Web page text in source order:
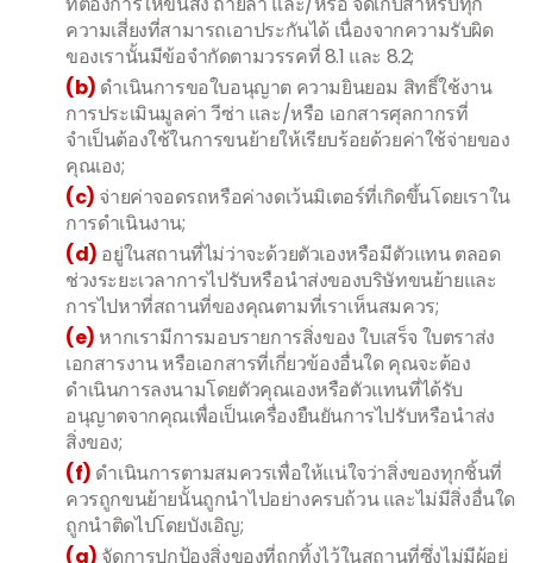
ความเสี่ยงที่สามารถเอาประกันได้ เนื่องจากความรับผิด
ของเรานั้นมีข้อจำกัดตามวรรคที่ 8.1 และ 8.2;
(b) ดำเนินการขอใบอนุญาต ความยินยอม สิทธิ์ใช้งาน
การประเมินมูลค่า วีซ่า และ/หรือ เอกสารศุลกากรที่
จำเป็นต้องใช้ในการขนย้ายให้เรียบร้อยด้วยค่าใช้จ่ายของ
คุณเอง;
(c) จ่ายค่าจอดรถหรือค่างดเว้นมิเตอร์ที่เกิดขึ้นโดยเราใน
การดำเนินงาน;
(d) อยู่ในสถานที่ไม่ว่าจะด้วยตัวเองหรือมีตัวแทน ตลอด
ช่วงระยะเวลาการไปรับหรือนำส่งของบริษัทขนย้ายและ
การไปหาที่สถานที่ของคุณตามที่เราเห็นสมควร;
(e) หากเรามีการมอบรายการสิ่งของ ใบเสร็จ ใบตราส่ง
เอกสารงาน หรือเอกสารที่เกี่ยวข้องอื่นใด คุณจะต้อง
ดำเนินการลงนามโดยตัวคุณเองหรือตัวแทนที่ได้รับ
อนุญาตจากคุณเพื่อเป็นเครื่องยืนยันการไปรับหรือนำส่ง
สิ่งของ;
(f) ดำเนินการตามสมควรเพื่อให้แน่ใจว่าสิ่งของทุกชิ้นที่
ควรถูกขนย้ายนั้นถูกนำไปอย่างครบถ้วน และไม่มีสิ่งอื่นใด
ถูกนำติดไปโดยบังเอิญ;
(g) จัดการปกป้องสิ่งของที่ถูกทิ้งไว้ในสถานที่ซึ่งไม่มีผู้อยู่